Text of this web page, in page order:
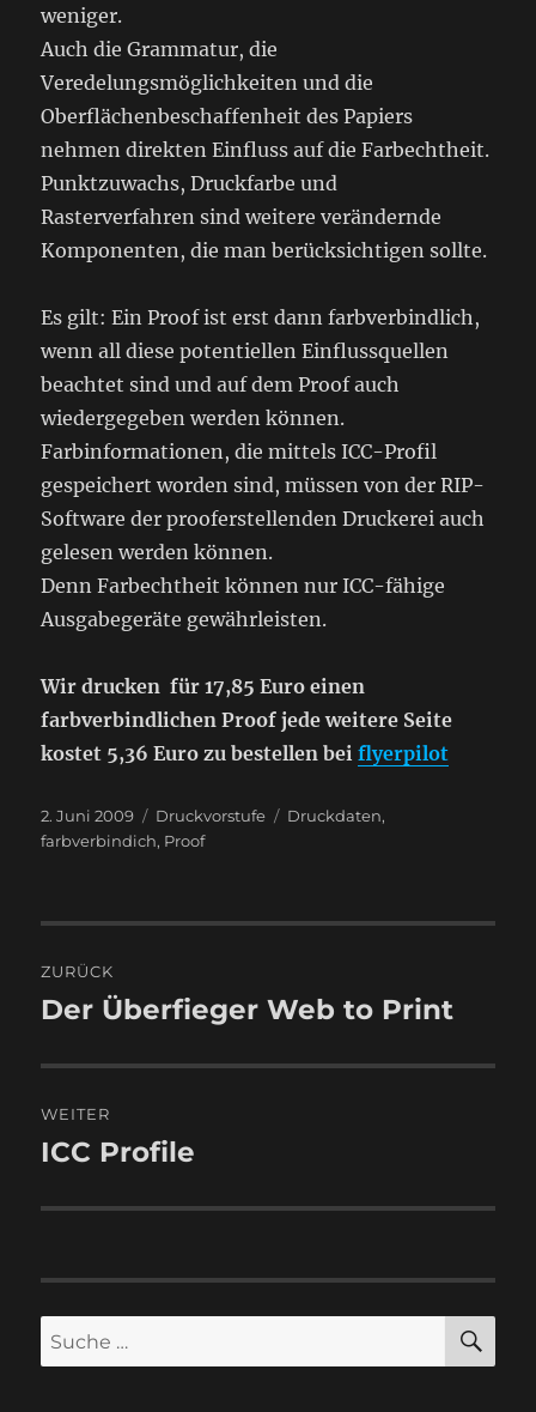
weniger.
Auch die Grammatur, die
Veredelungsmöglichkeiten und die
Oberflächenbeschaffenheit des Papiers
nehmen direkten Einfluss auf die Farbechtheit.
Punktzuwachs, Druckfarbe und
Rasterverfahren sind weitere verändernde
Komponenten, die man berücksichtigen sollte.
Es gilt: Ein Proof ist erst dann farbverbindlich,
wenn all diese potentiellen Einflussquellen
beachtet sind und auf dem Proof auch
wiedergegeben werden können.
Farbinformationen, die mittels ICC-Profil
gespeichert worden sind, müssen von der RIP-
Software der prooferstellenden Druckerei auch
gelesen werden können.
Denn Farbechtheit können nur ICC-fähige
Ausgabegeräte gewährleisten.
Wir drucken für 17,85 Euro einen
farbverbindlichen Proof jede weitere Seite
kostet 5,36 Euro zu bestellen beiflyerpilot
Veröffentlicht
am
2. Juni 2009 Kategorien
Druckvorstufe Schlagwörter
Druckdaten,
farbverbindich, Proof
ZURÜCK
Vorheriger
Der Überfieger Web to Print
WEITER
Nächster
ICC Profile
Suche
nach: